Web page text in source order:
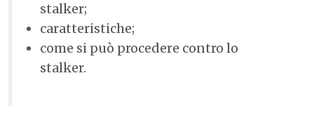
stalker;
caratteristiche;
come si può procedere contro lo
stalker.